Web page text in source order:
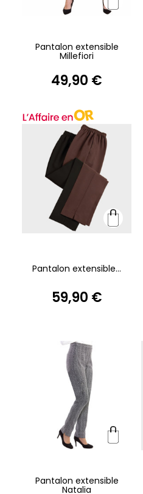
Pantalon extensible
Millefiori
49,90 €
Pantalon extensible...
59,90 €
Pantalon extensible
Natalia